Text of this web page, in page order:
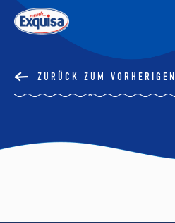
ZURÜCK ZUM VORHERIGEN